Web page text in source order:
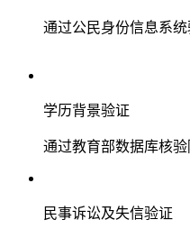
通过公民身份信息系
学历背景验证
通过教育部数据库核
民事诉讼及失信验证